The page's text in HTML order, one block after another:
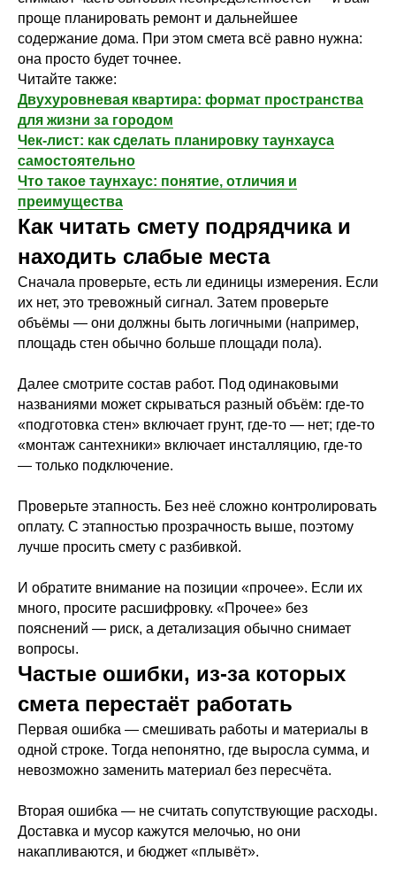
проще планировать ремонт и дальнейшее
содержание дома. При этом смета всё равно нужна:
она просто будет точнее.
Читайте также:
Двухуровневая квартира: формат пространства
для жизни за городом
Чек-лист: как сделать планировку таунхауса
самостоятельно
Что такое таунхаус: понятие, отличия и
преимущества
Как читать смету подрядчика и
находить слабые места
Сначала проверьте, есть ли единицы измерения. Если
их нет, это тревожный сигнал. Затем проверьте
объёмы — они должны быть логичными (например,
площадь стен обычно больше площади пола).
Далее смотрите состав работ. Под одинаковыми
названиями может скрываться разный объём: где-то
«подготовка стен» включает грунт, где-то — нет; где-то
«монтаж сантехники» включает инсталляцию, где-то
— только подключение.
Проверьте этапность. Без неё сложно контролировать
оплату. С этапностью прозрачность выше, поэтому
лучше просить смету с разбивкой.
И обратите внимание на позиции «прочее». Если их
много, просите расшифровку. «Прочее» без
пояснений — риск, а детализация обычно снимает
вопросы.
Частые ошибки, из-за которых
смета перестаёт работать
Первая ошибка — смешивать работы и материалы в
одной строке. Тогда непонятно, где выросла сумма, и
невозможно заменить материал без пересчёта.
Вторая ошибка — не считать сопутствующие расходы.
Доставка и мусор кажутся мелочью, но они
накапливаются, и бюджет «плывёт».